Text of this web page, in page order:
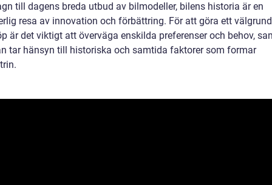
till dagens breda utbud av bilmodeller, bilens historia är en
resa av innovation och förbättring. För att göra ett
är det viktigt att överväga enskilda preferenser och behov,
tar hänsyn till historiska och samtida faktorer som formar